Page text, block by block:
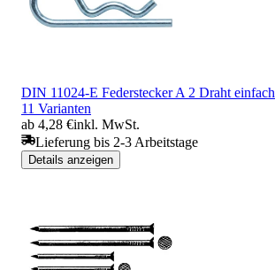
DIN 11024-E Federstecker A 2 Draht einfach
11 Varianten
ab 4,28 €inkl. MwSt.
Lieferung bis 2-3 Arbeitstage
Details anzeigen